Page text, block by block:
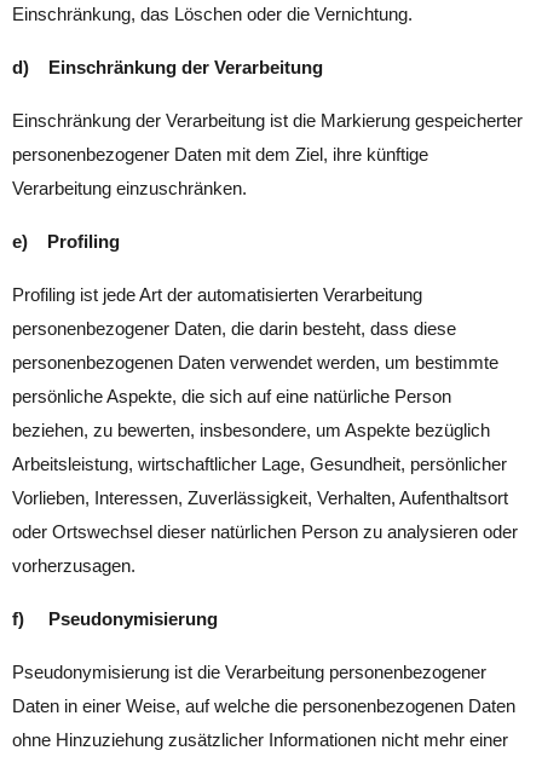
Einschränkung, das Löschen oder die Vernichtung.
d) Einschränkung der Verarbeitung
Einschränkung der Verarbeitung ist die Markierung gespeicherter
personenbezogener Daten mit dem Ziel, ihre künftige
Verarbeitung einzuschränken.
e) Profiling
Profiling ist jede Art der automatisierten Verarbeitung
personenbezogener Daten, die darin besteht, dass diese
personenbezogenen Daten verwendet werden, um bestimmte
persönliche Aspekte, die sich auf eine natürliche Person
beziehen, zu bewerten, insbesondere, um Aspekte bezüglich
Arbeitsleistung, wirtschaftlicher Lage, Gesundheit, persönlicher
Vorlieben, Interessen, Zuverlässigkeit, Verhalten, Aufenthaltsort
oder Ortswechsel dieser natürlichen Person zu analysieren oder
vorherzusagen.
f) Pseudonymisierung
Pseudonymisierung ist die Verarbeitung personenbezogener
Daten in einer Weise, auf welche die personenbezogenen Daten
ohne Hinzuziehung zusätzlicher Informationen nicht mehr einer